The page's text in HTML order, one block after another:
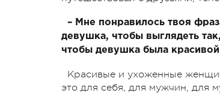
– Мне понравилось твоя
девушка, чтобы выглядеть
чтобы девушка была
Красивые и ухоженные
это для себя, для мужчин, для